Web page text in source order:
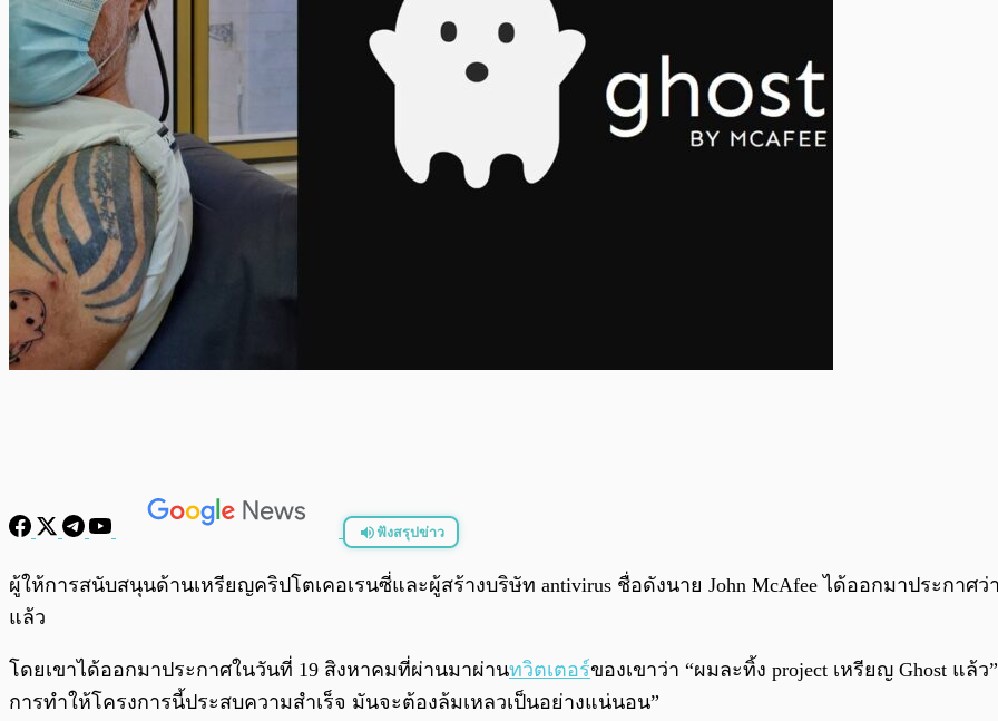
ฟังสรุปข่าว
พร้อมเล่น
ผู้ให้การสนับสนุนด้านเหรียญคริปโตเคอเรนซี่และผู้สร้างบริษัท antivirus ชื่อดังนาย John McAfee ได้ออกมาประกาศ
แล้ว
โดยเขาได้ออกมาประกาศในวันที่ 19 สิงหาคมที่ผ่านมาผ่านทวิตเตอร์ของเขาว่า “ผมละทิ้ง project เหรียญ Ghost แ
การทำให้โครงการนี้ประสบความสำเร็จ มันจะต้องล้มเหลวเป็นอย่างแน่นอน”